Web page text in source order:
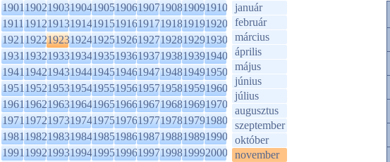
1901190219031904190519061907190819091910
1911191219131914191519161917191819191920
1921192219231924192519261927192819291930
1931193219331934193519361937193819391940
1941194219431944194519461947194819491950
1951195219531954195519561957195819591960
1961196219631964196519661967196819691970
1971197219731974197519761977197819791980
1981198219831984198519861987198819891990
1991199219931994199519961997199819992000
január
február
március
április
május
június
július
augusztus
szeptember
október
november